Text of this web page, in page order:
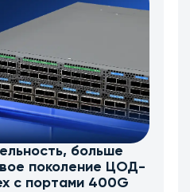
больше
поколение ЦОД-
c портами 400G